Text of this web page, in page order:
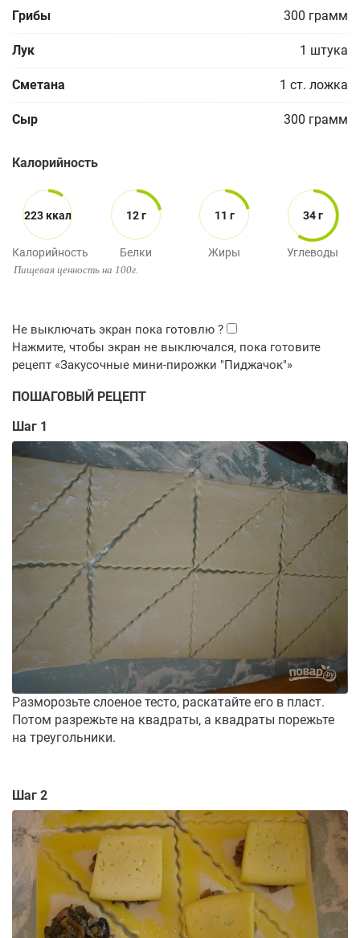
Грибы 300 грамм
Лук 1 штука
Сметана 1 ст. ложка
Сыр 300 грамм
Калорийность
223 ккал
Калорийность
12 г
Белки
11 г
Жиры
34 г
Углеводы
Пищевая ценность на 100г.
ПОШАГОВЫЙ РЕЦЕПТ
Шаг 1
Разморозьте слоеное тесто, раскатайте его в пласт.
Потом разрежьте на квадраты, а квадраты порежьте
на треугольники.
Шаг 2